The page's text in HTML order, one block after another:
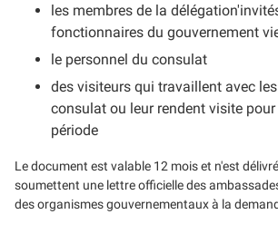
les membres de la
fonctionnaires du gouvernement
le personnel du consulat
des visiteurs qui travaillent avec
consulat ou leur rendent visite
période
Le document est valable 12 mois et n'est
soumettent une lettre officielle des
des organismes gouvernementaux à la